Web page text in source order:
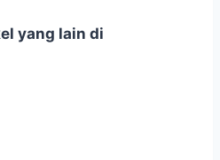
yang lain di